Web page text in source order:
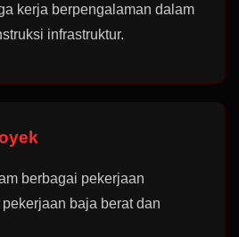
kerja berpengalaman dalam
infrastruktur.
berbagai pekerjaan
baja berat dan